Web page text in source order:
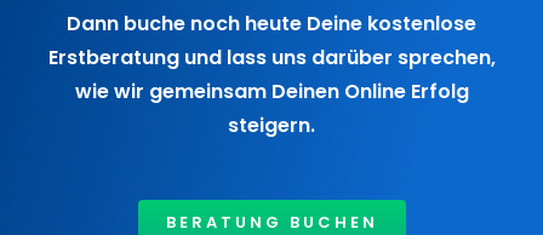
Dann buche noch heute Deine kostenlose
Erstberatung und lass uns darüber sprechen,
wie wir gemeinsam Deinen Online Erfolg
steigern.
BERATUNG BUCHEN